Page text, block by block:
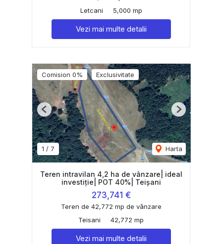
Letcani
5,000 mp
Vezi mai multe detalii
Comision 0% Exclusivitate
1 / 7 Harta
Previous Next
Teren intravilan 4,2 ha de vânzare| ideal
investiție| POT 40%| Teișani
273,741 €
Teren de 42,772 mp de vânzare
Teisani
42,772 mp
Vezi mai multe detalii